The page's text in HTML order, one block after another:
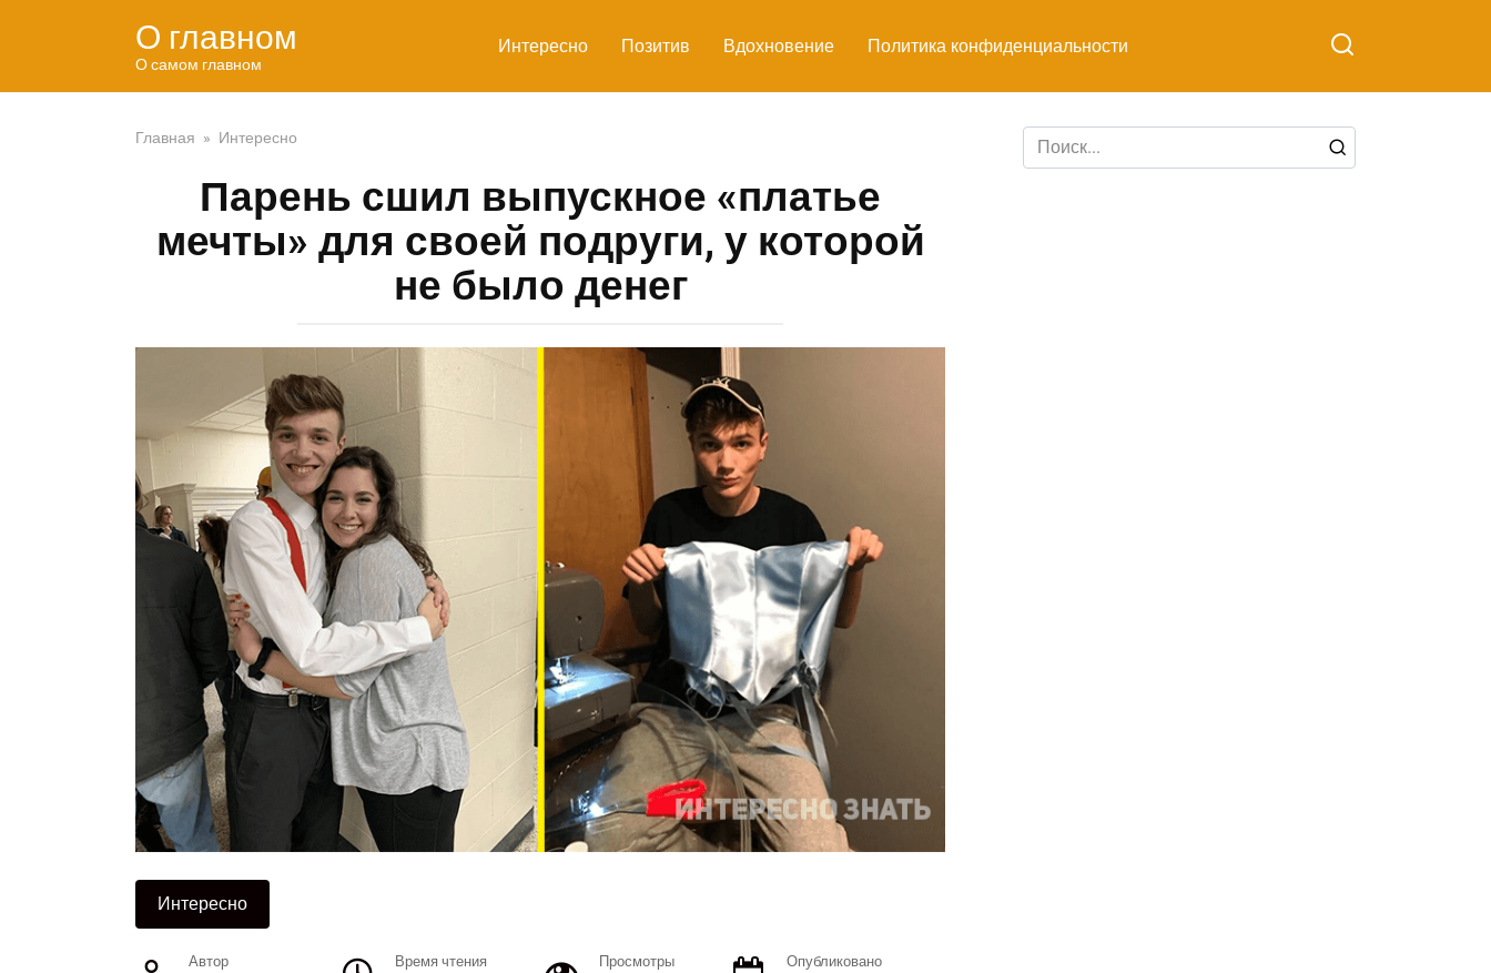
О главном
О самом главном
Интересно Позитив Вдохновение Политика конфиденциальности
Главная » Интересно
Парень сшил выпускное «платье
мечты» для своей подруги, у которой
не было денег
Интересно
Автор Время чтения Просмотры Опубликовано
Search
for: